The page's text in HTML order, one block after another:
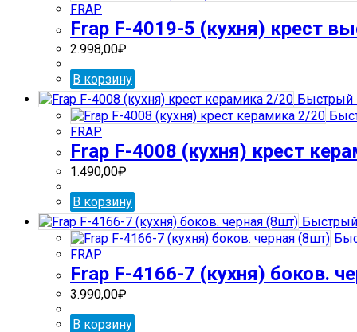
FRAP
Frap F-4019-5 (кухня) крест
2.998,00₽
В корзину
Быстрый
FRAP
Frap F-4008 (кухня) крест
1.490,00₽
В корзину
FRAP
Frap F-4166-7 (кухня) боков.
3.990,00₽
В корзину